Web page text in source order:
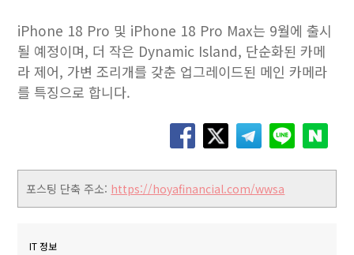
iPhone 18 Pro 및 iPhone 18 Pro Max는 9월에 출시
될 예정이며, 더 작은 Dynamic Island, 단순화된 카메
라 제어, 가변 조리개를 갖춘 업그레이드된 메인 카메라
를 특징으로 합니다.
포스팅 단축 주소: https://hoyafinancial.com/wwsa
IT 정보